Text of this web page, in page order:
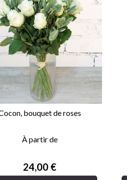
bouquet de roses
À partir de
Prix
24,00 €